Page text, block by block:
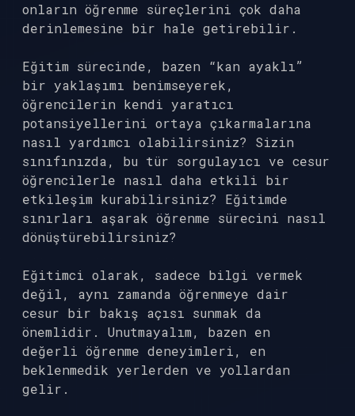
onların öğrenme süreçlerini çok daha
derinlemesine bir hale getirebilir.
Eğitim sürecinde, bazen “kan ayaklı”
bir yaklaşımı benimseyerek,
öğrencilerin kendi yaratıcı
potansiyellerini ortaya çıkarmalarına
nasıl yardımcı olabilirsiniz? Sizin
sınıfınızda, bu tür sorgulayıcı ve cesur
öğrencilerle nasıl daha etkili bir
etkileşim kurabilirsiniz? Eğitimde
sınırları aşarak öğrenme sürecini nasıl
dönüştürebilirsiniz?
Eğitimci olarak, sadece bilgi vermek
değil, aynı zamanda öğrenmeye dair
cesur bir bakış açısı sunmak da
önemlidir. Unutmayalım, bazen en
değerli öğrenme deneyimleri, en
beklenmedik yerlerden ve yollardan
gelir.